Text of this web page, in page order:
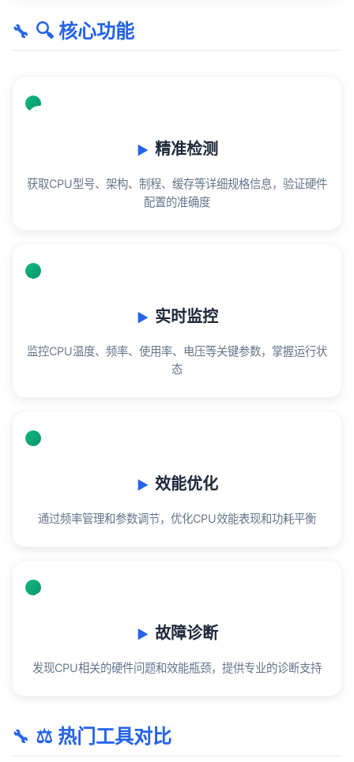
🔍 核心功能
🔍
精准检测
获取CPU型号、架构、制程、缓存等详细规格信息，验证硬件
配置的准确度
📊
实时监控
监控CPU温度、频率、使用率、电压等关键参数，掌握运行状
态
⚡
效能优化
通过频率管理和参数调节，优化CPU效能表现和功耗平衡
🛠️
故障诊断
发现CPU相关的硬件问题和效能瓶颈，提供专业的诊断支持
⚖️ 热门工具对比